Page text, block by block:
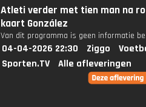
Atleti verder met tien man na
kaart González
Van dit programma is geen informatie
04-04-2026 22:30 Ziggo
Sporten.TV
Alle afleveringen